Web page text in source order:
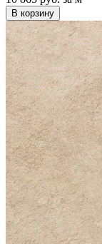
В корзину